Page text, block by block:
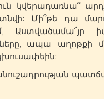
կվերադառնա՞
Մի՞թե դա
Աստվածամա՜յր
ապա աղոթքի